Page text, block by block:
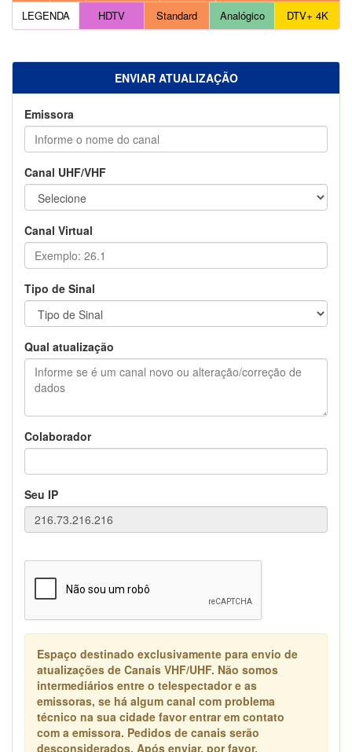
LEGENDA HDTV Standard Analógico DTV+ 4K
ENVIAR ATUALIZAÇÃO
Emissora
Canal UHF/VHF
Canal Virtual
Tipo de Sinal
Qual atualização
Colaborador
Seu IP
Espaço destinado exclusivamente para envio de
atualizações de Canais VHF/UHF. Não somos
intermediários entre o telespectador e as
emissoras, se há algum canal com problema
técnico na sua cidade favor entrar em contato
com a emissora. Pedidos de canais serão
desconsiderados. Após enviar, por favor,